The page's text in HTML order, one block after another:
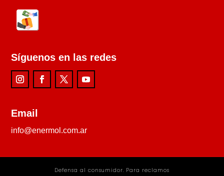
Síguenos en las redes
Email
info@enermol.com.ar
Defensa al consumidor. Para reclamos